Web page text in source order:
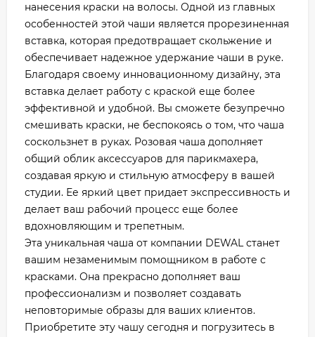
нанесения краски на волосы. Одной из главных
особенностей этой чаши является прорезиненная
вставка, которая предотвращает скольжение и
обеспечивает надежное удержание чаши в руке.
Благодаря своему инновационному дизайну, эта
вставка делает работу с краской еще более
эффективной и удобной. Вы сможете безупречно
смешивать краски, не беспокоясь о том, что чаша
соскользнет в руках. Розовая чаша дополняет
общий облик аксессуаров для парикмахера,
создавая яркую и стильную атмосферу в вашей
студии. Ее яркий цвет придает экспрессивность и
делает ваш рабочий процесс еще более
вдохновляющим и трепетным.
Эта уникальная чаша от компании DEWAL станет
вашим незаменимым помощником в работе с
красками. Она прекрасно дополняет ваш
профессионализм и позволяет создавать
неповторимые образы для ваших клиентов.
Приобретите эту чашу сегодня и погрузитесь в